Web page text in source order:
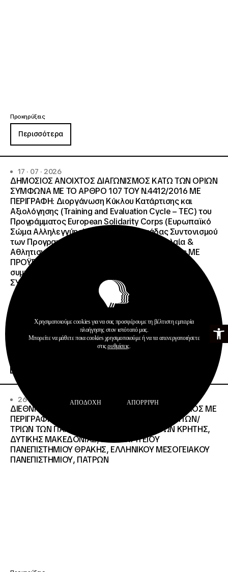
Ανοίξτε
Προκηρύξεις
Περισσότερα
17 · 07 · 2026
ΔΗΜΟΣΙΟΣ ΑΝΟΙΧΤΟΣ ΔΙΑΓΩΝΙΣΜΟΣ ΚΑΤΩ ΤΩΝ ΟΡΙΩΝ
ΣΥΜΦΩΝΑ ΜΕ ΤΟ ΑΡΘΡΟ 107 ΤΟΥ Ν.4412/2016 ΜΕ
ΠΕΡΙΓΡΑΦΗ: Διοργάνωση Κύκλου Κατάρτισης και
Αξιολόγησης (Training and Evaluation Cycle – TEC) του
Προγράμματος European Solidarity Corps (Ευρωπαϊκό
Σώμα Αλληλεγγύης) της Εθνικής Μονάδας Συντονισμού
των Προγραμμάτων Erasmus+/Τομέας Νεολαία &
Αθλητισμός και Ευρωπαϊκό Σώμα Αλληλεγγύης ΜΕ
ΠΡΟΫΠΟΛΓΙΣΜΟ:258.064,52 € μη
συμπεριλαμβανομένου του Φ.Π.Α. ΦΠΑ 61.935,48€
ΣΥΝΟΛΙΚΗ ΑΞΙΑ 320.000,00 €.
26 · 06 · 2026
ΔΙΕΘΝΗΣ ΑΝΟΙΧΤΟΣ ΗΛΕΚΤΡΟΝΙΚΟΣ ΔΙΑΓΩΝΙΣΜΟΣ ΜΕ
ΠΕΡΙΓΡΑΦΗ:ΥΠΗΡΕΣΙΕΣ ΣΤΕΓΑΣΗΣ ΤΩΝ ΦΟΙΤΗΤΩΝ/
ΤΡΙΩΝ ΤΩΝ ΠΑΝΕΠΙΣΤΗΜΙΑΚΩΝ ΙΔΡΥΜΑΤΩΝ KΡΗΤΗΣ,
ΔΥΤΙΚΗΣ ΜΑΚΕΔΟΝΙΑΣ, ΔΗΜΟΚΡΙΤΕΙΟΥ
ΠΑΝΕΠΙΣΤΗΜΙΟΥ ΘΡΑΚΗΣ, ΕΛΛΗΝΙΚΟΥ ΜΕΣΟΓΕΙΑΚΟΥ
ΠΑΝΕΠΙΣΤΗΜΙΟΥ, ΠΑΤΡΩΝ
Χρησιμοποιούμε cookies για να σας προσφέρουμε τη βέλτιστη εμπειρία
πλοήγησης στον ιστότοπό μας.
Μπορείτε να μάθετε ποια cookies χρησιμοποιούμε ή να τα απενεργοποιήσετε
στιςρυθμίσεις.
ΑΠΟΔΟΧΉ ΑΠΌΡΡΙΨΗ